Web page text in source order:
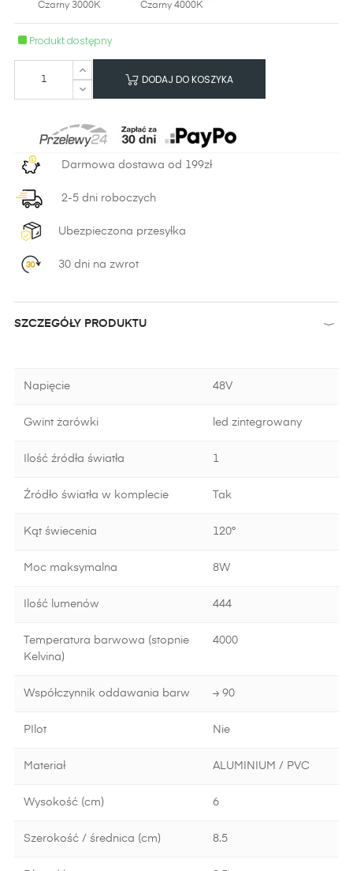
Czarny 3000K Czarny 4000K
Produkt dostępny
DODAJ DO KOSZYKA
Darmowa dostawa od 199zł
2-5 dni roboczych
Ubezpieczona przesyłka
30 dni na zwrot
SZCZEGÓŁY PRODUKTU
Napięcie 48V
Gwint żarówki led zintegrowany
Ilość źródła światła 1
Źródło światła w komplecie Tak
Kąt świecenia 120°
Moc maksymalna 8W
Ilość lumenów 444
Temperatura barwowa (stopnie
Kelvina)
4000
Współczynnik oddawania barw ≥ 90
PIlot Nie
Materiał ALUMINIUM / PVC
Wysokość (cm) 6
Szerokość / średnica (cm) 8.5